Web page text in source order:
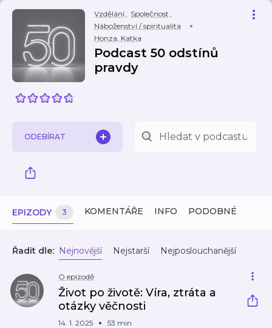
Vzdělání, Společnost ,
Náboženství / spiritualita
Honza, Katka
Podcast 50 odstínů
pravdy
ODEBÍRAT
EPIZODY 3 KOMENTÁŘE INFO PODOBNÉ
Řadit dle: Nejnovější Nejstarší Nejposlouchanější
O epizodě
Život po životě: Víra, ztráta a
otázky věčnosti
14. 1. 2025 53 min